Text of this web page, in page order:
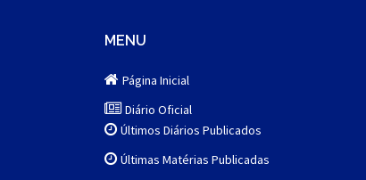
MENU
Página Inicial
Diário Oficial
Últimos Diários Publicados
Últimas Matérias Publicadas